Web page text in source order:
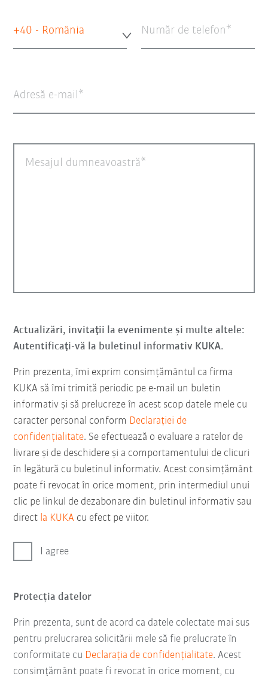
+40 - România Număr de telefon
Adresă e-mail
Mesajul dumneavoastră
Actualizări, invitații la evenimente și multe altele:
Autentificați-vă la buletinul informativ KUKA.
Prin prezenta, îmi exprim consimțământul ca firma
KUKA să îmi trimită periodic pe e-mail un buletin
informativ şi să prelucreze în acest scop datele mele cu
caracter personal conform Declarației de
confidențialitate. Se efectuează o evaluare a ratelor de
livrare și de deschidere și a comportamentului de clicuri
în legătură cu buletinul informativ. Acest consimțământ
poate fi revocat în orice moment, prin intermediul unui
clic pe linkul de dezabonare din buletinul informativ sau
direct la KUKA cu efect pe viitor.
I agree
Protecţia datelor
Prin prezenta, sunt de acord ca datele colectate mai sus
pentru prelucrarea solicitării mele să fie prelucrate în
conformitate cu Declarația de confidențialitate. Acest
consimţământ poate fi revocat în orice moment, cu